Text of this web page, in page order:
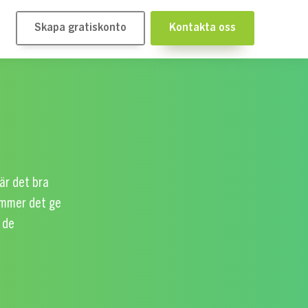
Skapa gratiskonto Kontakta oss
det bra
det ge